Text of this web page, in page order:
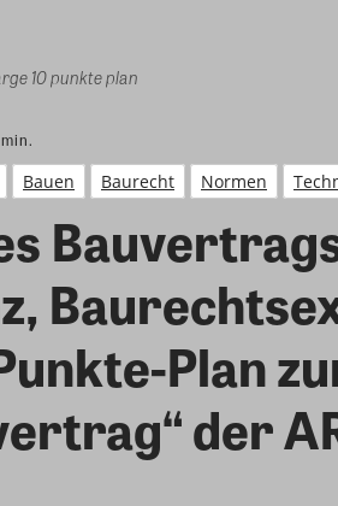
10 punkte plan
min.
Bauen Baurecht Normen
Plan
der